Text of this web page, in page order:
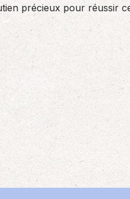
précieux pour réussir